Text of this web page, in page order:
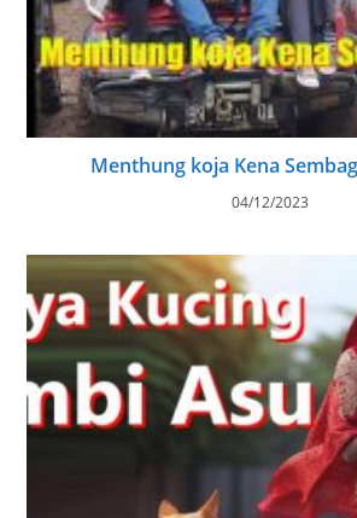
Menthung koja Kena
04/12/2023